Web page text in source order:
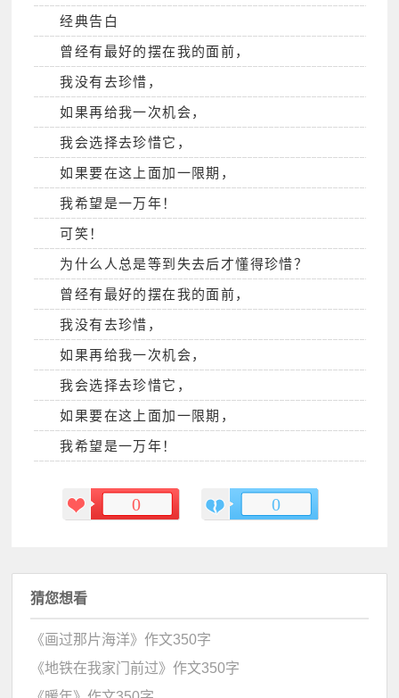
经典告白
曾经有最好的摆在我的面前，
我没有去珍惜，
如果再给我一次机会，
我会选择去珍惜它，
如果要在这上面加一限期，
我希望是一万年！
可笑！
为什么人总是等到失去后才懂得珍惜？
曾经有最好的摆在我的面前，
我没有去珍惜，
如果再给我一次机会，
我会选择去珍惜它，
如果要在这上面加一限期，
我希望是一万年！
0 0
猜您想看
《画过那片海洋》作文350字
《地铁在我家门前过》作文350字